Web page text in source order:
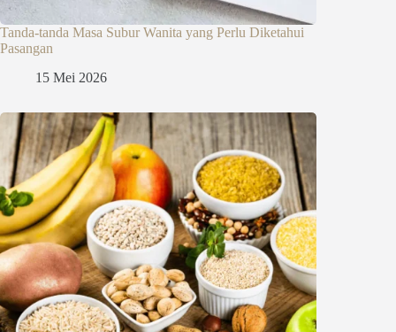
Tanda-tanda Masa Subur Wanita yang Perlu Diketahui
Pasangan
15 Mei 2026